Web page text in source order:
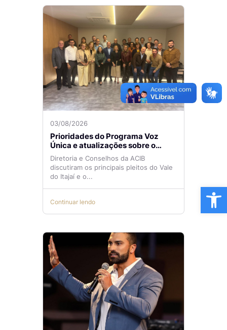
03/08/2026
Prioridades do Programa Voz
Única e atualizações sobre o
Aeroporto de Navegantes são
temas de reunião na ACIB
Diretoria e Conselhos da ACIB
discutiram os principais pleitos do Vale
do Itajaí e o...
Continuar lendo